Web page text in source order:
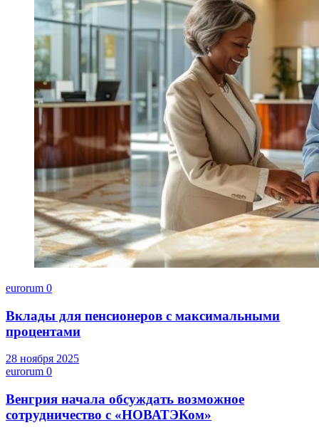
eurorum 0
Вклады для пенсионеров с максимальными
процентами
28 ноября 2025
eurorum 0
Венгрия начала обсуждать возможное
сотрудничество с «НОВАТЭКом»